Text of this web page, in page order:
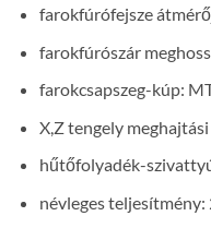
farokfúrófejsze
farokfúrószár
farokcsapszeg-kúp:
X,Z tengely
hűtőfolyadék-
névleges teljesítmény: